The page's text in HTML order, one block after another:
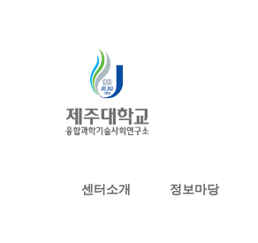
센터소개 정보마당